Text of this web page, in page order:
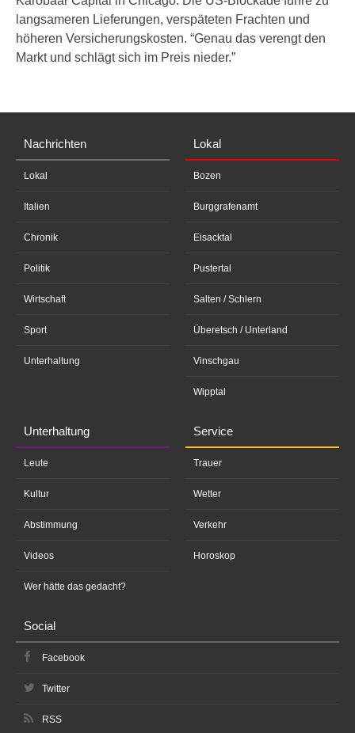
langsameren Lieferungen, verspäteten Frachten und
höheren Versicherungskosten. “Genau das verengt den
Markt und schlägt sich im Preis nieder.”
Nachrichten
Lokal
Italien
Chronik
Politik
Wirtschaft
Sport
Unterhaltung
Lokal
Bozen
Burggrafenamt
Eisacktal
Pustertal
Salten / Schlern
Überetsch / Unterland
Vinschgau
Wipptal
Unterhaltung
Leute
Kultur
Abstimmung
Videos
Wer hätte das gedacht?
Service
Trauer
Wetter
Verkehr
Horoskop
Social
Facebook
Twitter
RSS